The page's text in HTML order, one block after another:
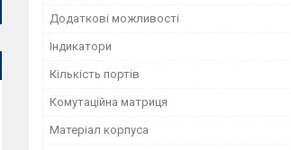
Додаткові можливості
Індикатори
Кількість портів
Комутаційна матриця
Матеріал корпуса